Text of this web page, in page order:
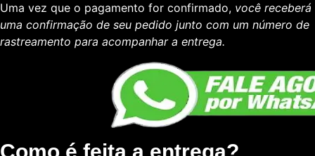
Uma vez que o pagamento for confirmado, você receberá
uma confirmação de seu pedido junto com um número de
rastreamento para acompanhar a entrega.